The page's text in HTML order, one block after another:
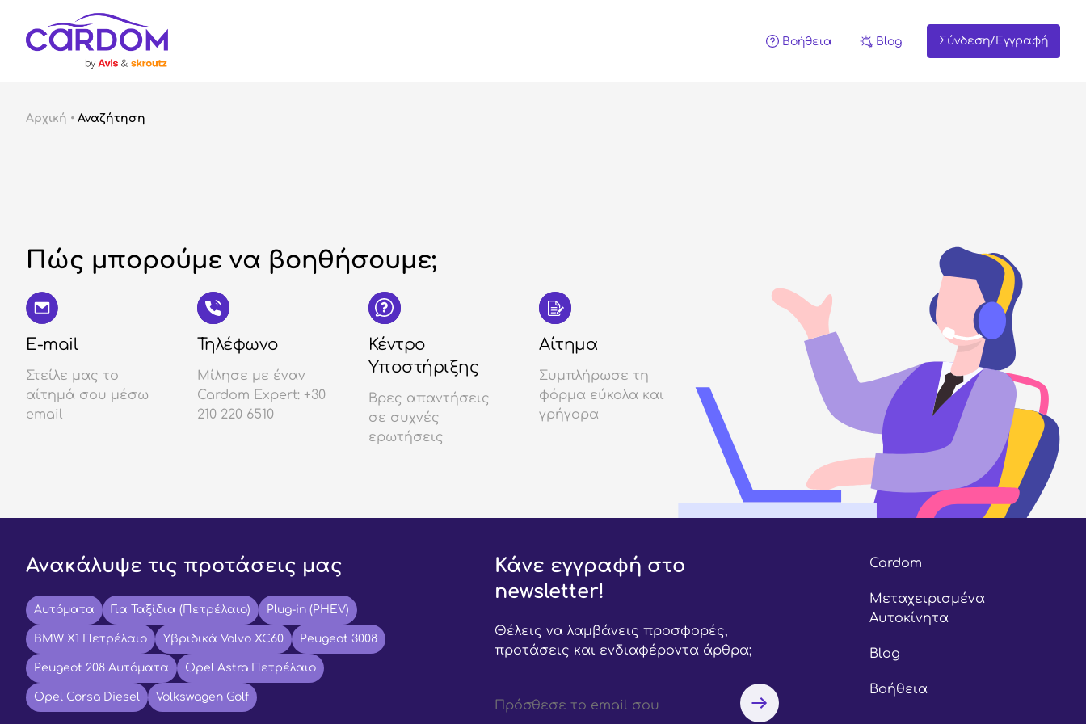
Βοήθεια Blog Σύνδεση/Εγγραφή
Αρχική • Αναζήτηση
Πώς μπορούμε να βοηθήσουμε;
E-mail
Στείλε μας το
αίτημά σου μέσω
email
Τηλέφωνο
Μίλησε με έναν
Cardom Expert: +30
210 220 6510
Κέντρο
Υποστήριξης
Βρες απαντήσεις
σε συχνές
ερωτήσεις
Αίτημα
Συμπλήρωσε τη
φόρμα εύκολα και
γρήγορα
Ανακάλυψε τις προτάσεις μας
Αυτόματα Για Ταξίδια (Πετρέλαιο) Plug-in (PHEV)
BMW X1 Πετρέλαιο Υβριδικά Volvo XC60 Peugeot 3008
Peugeot 208 Αυτόματα Opel Astra Πετρέλαιο
Opel Corsa Diesel Volkswagen Golf
Κάνε εγγραφή στο
newsletter!
Θέλεις να λαμβάνεις προσφορές,
προτάσεις και ενδιαφέροντα άρθρα;
Cardom
Μεταχειρισμένα
Αυτοκίνητα
Blog
Βοήθεια